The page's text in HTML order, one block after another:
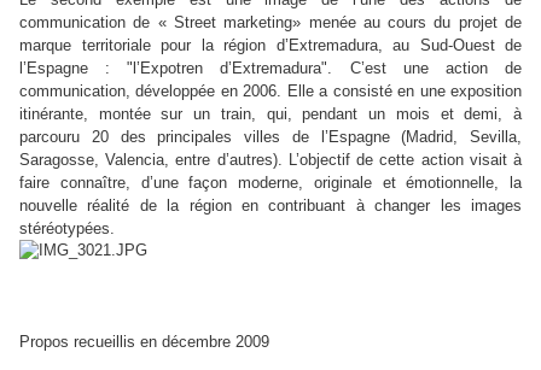
communication de « Street marketing» menée au cours du projet de
marque territoriale pour la région d’Extremadura, au Sud-Ouest de
l’Espagne : "l’Expotren d’Extremadura". C’est une action de
communication, développée en 2006. Elle a consisté en une exposition
itinérante, montée sur un train, qui, pendant un mois et demi, à
parcouru 20 des principales villes de l’Espagne (Madrid, Sevilla,
Saragosse, Valencia, entre d’autres). L’objectif de cette action visait à
faire connaître, d’une façon moderne, originale et émotionnelle, la
nouvelle réalité de la région en contribuant à changer les images
stéréotypées.
Propos recueillis en décembre 2009